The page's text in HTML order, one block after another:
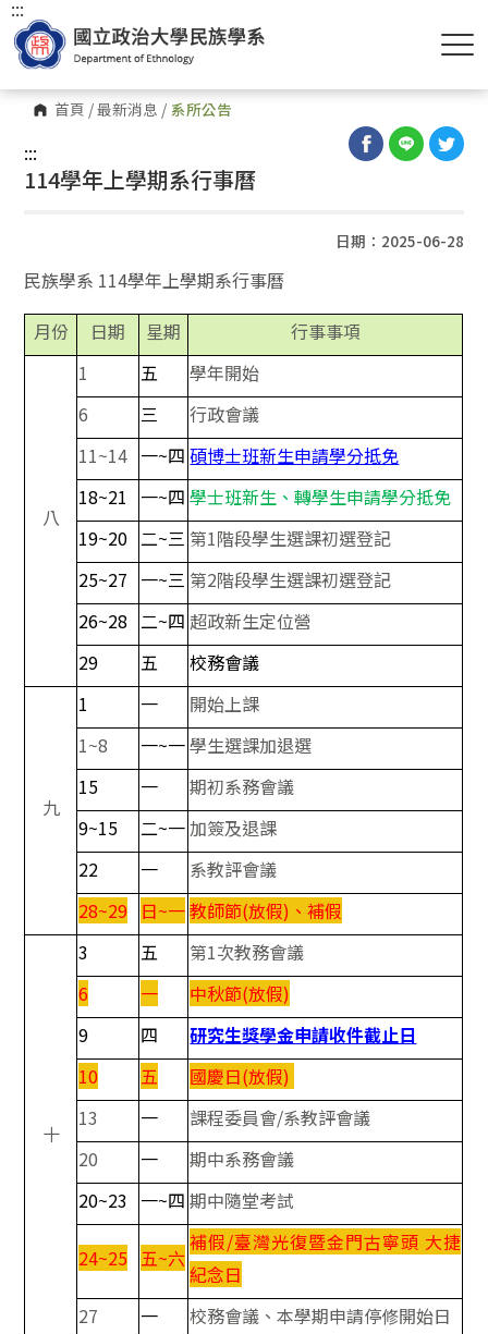
首頁 /最新消息 / 系所公告
:::
:::
114學年上學期系行事曆
日期：2025-06-28
民族學系 114學年上學期系行事曆
月份
日期 星期 行事事項
八
1 五
學年開始
6
三
行政會議
11~14 一~四 碩博士班新生申請學分抵免
18~21
一~四 學士班新生、轉學生申請學分抵免
19~20 二~三 第1階段學生選課初選登記
25~27 一~三 第2階段學生選課初選登記
26~28 二~四 超政新生定位營
29
五 校務會議
九
1 一
開始上課
1~8
一~一學生選課加退選
15
一
期初系務會議
9~15
二~一加簽及退課
22
一
系教評會議
28~29 日~一教師節(放假)、補假
十
3 五
第1次教務會議
6
一
中秋節(放假)
9
四
研究生獎學金申請收件截止日
10
五
國慶日(放假)
13
一
課程委員會/系教評會議
20
一
期中系務會議
20~23 一~四 期中隨堂考試
24~25 五~六
補假/臺灣光復暨金門古寧頭 大捷
紀念日
27
一 校務會議、本學期申請停修開始日